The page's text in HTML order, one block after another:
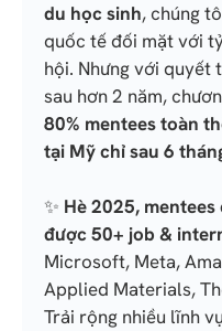
du học sinh, chúng
quốc tế đối mặt với
hội. Nhưng với quyết
sau hơn 2 năm,
80% mentees toàn
tại Mỹ chỉ sau 6
✨ Hè 2025,
được 50+ job &
Microsoft, Meta,
Applied Materials,
Trải rộng nhiều lĩnh